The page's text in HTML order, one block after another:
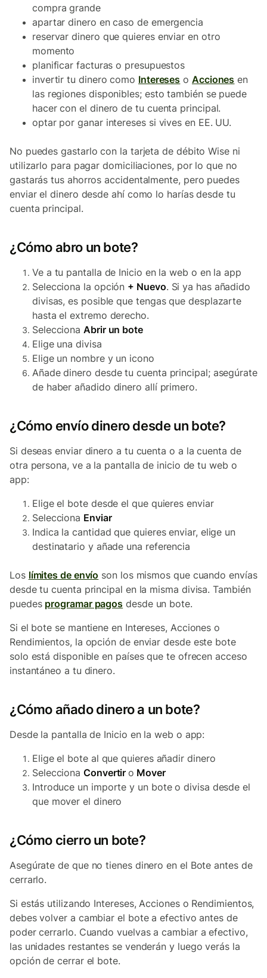
compra grande
apartar dinero en caso de emergencia
reservar dinero que quieres enviar en otro
momento
planificar facturas o presupuestos
invertir tu dinero como Intereses o Acciones en
las regiones disponibles; esto también se puede
hacer con el dinero de tu cuenta principal.
optar por ganar intereses si vives en EE. UU.
No puedes gastarlo con la tarjeta de débito Wise ni
utilizarlo para pagar domiciliaciones, por lo que no
gastarás tus ahorros accidentalmente, pero puedes
enviar el dinero desde ahí como lo harías desde tu
cuenta principal.
¿Cómo abro un bote?
Ve a tu pantalla de Inicio en la web o en la app
Selecciona la opción + Nuevo. Si ya has añadido
divisas, es posible que tengas que desplazarte
hasta el extremo derecho.
SeleccionaAbrir un bote
Elige una divisa
Elige un nombre y un icono
Añade dinero desde tu cuenta principal; asegúrate
de haber añadido dinero allí primero.
¿Cómo envío dinero desde un bote?
Si deseas enviar dinero a tu cuenta o a la cuenta de
otra persona, ve a la pantalla de inicio de tu web o
app:
Elige el bote desde el que quieres enviar
Selecciona Enviar
Indica la cantidad que quieres enviar, elige un
destinatario y añade una referencia
Los límites de envío son los mismos que cuando envías
desde tu cuenta principal en la misma divisa. También
puedes programar pagos desde un bote.
Si el bote se mantiene en Intereses, Acciones o
Rendimientos, la opción de enviar desde este bote
solo está disponible en países que te ofrecen acceso
instantáneo a tu dinero.
¿Cómo añado dinero a un bote?
Desde la pantalla de Inicio en la web o app:
Elige el bote al que quieres añadir dinero
SeleccionaConvertiro Mover
Introduce un importe y un bote o divisa desde el
que mover el dinero
¿Cómo cierro un bote?
Asegúrate de que no tienes dinero en el Bote antes de
cerrarlo.
Si estás utilizando Intereses, Acciones o Rendimientos,
debes volver a cambiar el bote a efectivo antes de
poder cerrarlo. Cuando vuelvas a cambiar a efectivo,
las unidades restantes se venderán y luego verás la
opción de cerrar el bote.